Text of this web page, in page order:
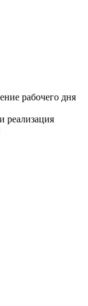
рабочего дня
реализация